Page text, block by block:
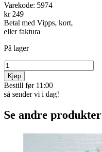
Varekode: 5974
kr 249
Betal med Vipps, kort,
eller faktura
På lager
Kjøp
Bestill før 11:00
så sender vi i dag!
Se andre produkter